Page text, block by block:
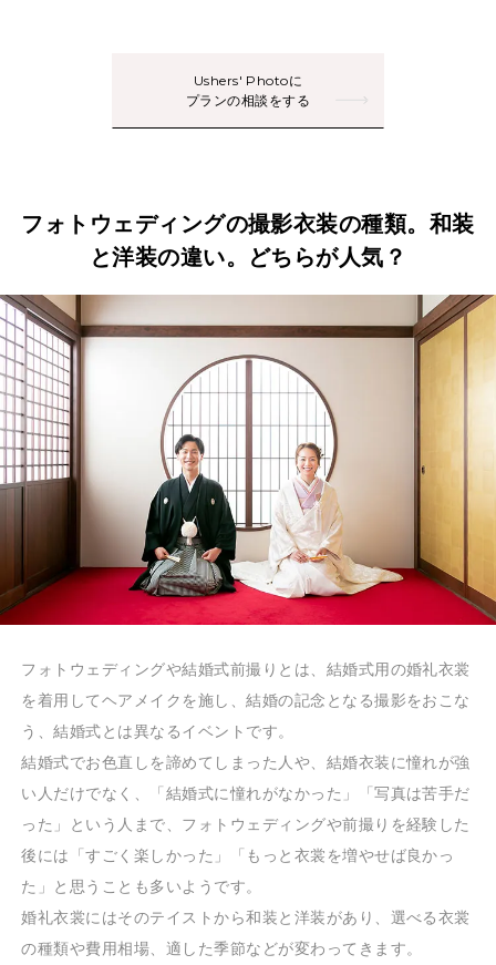
Ushers' Photoに
プランの相談をする
フォトウェディングの撮影衣装の種類。和装
と洋装の違い。どちらが人気？
フォトウェディングや結婚式前撮りとは、結婚式用の婚礼衣裳
を着用してヘアメイクを施し、結婚の記念となる撮影をおこな
う、結婚式とは異なるイベントです。
結婚式でお色直しを諦めてしまった人や、結婚衣装に憧れが強
い人だけでなく、「結婚式に憧れがなかった」「写真は苦手だ
った」という人まで、フォトウェディングや前撮りを経験した
後には「すごく楽しかった」「もっと衣裳を増やせば良かっ
た」と思うことも多いようです。
婚礼衣裳にはそのテイストから和装と洋装があり、選べる衣裳
の種類や費用相場、適した季節などが変わってきます。